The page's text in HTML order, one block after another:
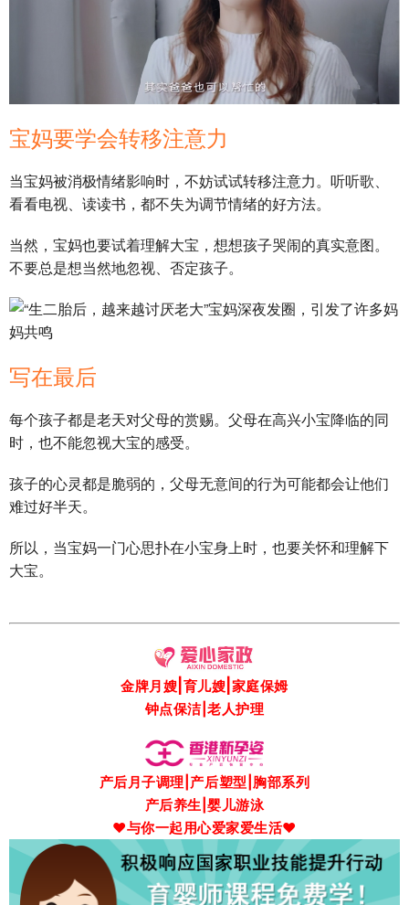
宝妈要学会转移注意力
当宝妈被消极情绪影响时，不妨试试转移注意力。听听歌、
看看电视、读读书，都不失为调节情绪的好方法。
当然，宝妈也要试着理解大宝，想想孩子哭闹的真实意图。
不要总是想当然地忽视、否定孩子。
写在最后
每个孩子都是老天对父母的赏赐。父母在高兴小宝降临的同
时，也不能忽视大宝的感受。
孩子的心灵都是脆弱的，父母无意间的行为可能都会让他们
难过好半天。
所以，当宝妈一门心思扑在小宝身上时，也要关怀和理解下
大宝。
金牌月嫂 育儿嫂 家庭保姆
钟点保洁|老人护理
产后月子调理| 产后塑型 胸部系列
产后养生 |婴儿游泳
❤与你一起用心爱家爱生活❤